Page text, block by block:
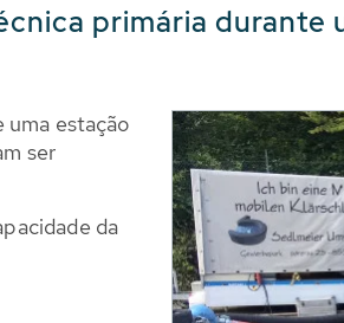
primária durante
uma estação
ser
da